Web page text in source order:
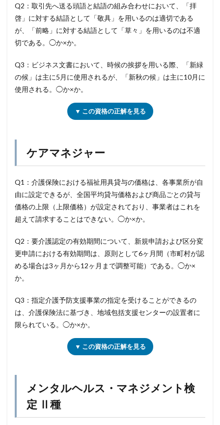
Q2：取引先へ送る頭語と結語の組み合わせにおいて、「拝
啓」に対する結語として「敬具」を用いるのは適切である
が、「前略」に対する結語として「草々」を用いるのは不適
切である。◯か×か。
Q3：ビジネス文書において、時候の挨拶を用いる際、「新緑
の候」は主に5月に使用されるが、「新秋の候」は主に10月に
使用される。◯か×か。
▼ この資格の正解を見る
ケアマネジャー
Q1：介護保険における福祉用具貸与の価格は、各事業所が自
由に設定できるが、全国平均貸与価格および商品ごとの貸与
価格の上限（上限価格）が設定されており、事業者はこれを
超えて請求することはできない。◯か×か。
Q2：要介護認定の有効期間について、新規申請および区分変
更申請における有効期間は、原則として6ヶ月間（市町村が認
める場合は3ヶ月から12ヶ月まで調整可能）である。◯か×
か。
Q3：指定介護予防支援事業の指定を受けることができるの
は、介護保険法に基づき、地域包括支援センターの設置者に
限られている。◯か×か。
▼ この資格の正解を見る
メンタルヘルス・マネジメント検
定 Ⅱ種